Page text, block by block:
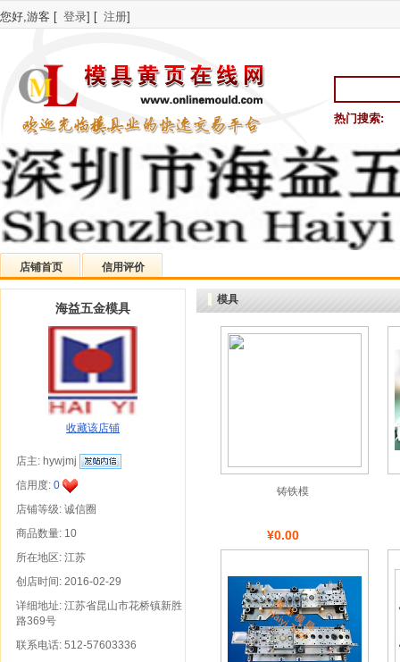
您好,游客 [ 登录] [ 注册]
热门搜索:
店铺首页 信用评价
海益五金模具
收藏该店铺
店主: hywjmj
信用度: 0
店铺等级: 诚信圈
商品数量: 10
所在地区: 江苏
创店时间: 2016-02-29
详细地址: 江苏省昆山市花桥镇新胜
路369号
联系电话: 512-57603336
模具
铸铁模
¥0.00